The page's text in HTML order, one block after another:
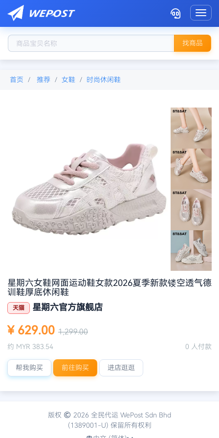
找商品
首页 推荐 女鞋 时尚休闲鞋
星期六女鞋网面运动鞋女款2026夏季新款镂空透气德
训鞋厚底休闲鞋
天猫 星期六官方旗舰店
¥ 629.00 1,299.00
0 人付款
约 MYR 383.54
帮我购买 前往购买 进店逛逛
版权
2026 全民代运 WePost Sdn Bhd
(1389001-U) 保留所有权利